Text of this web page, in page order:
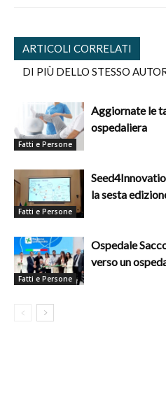
ARTICOLI CORRELATI
DI PIÙ DELLO STESSO
Fatti e Persone
Aggiornate le
ospedaliera
Fatti e Persone
la sesta
Fatti e Persone
Ospedale
verso un